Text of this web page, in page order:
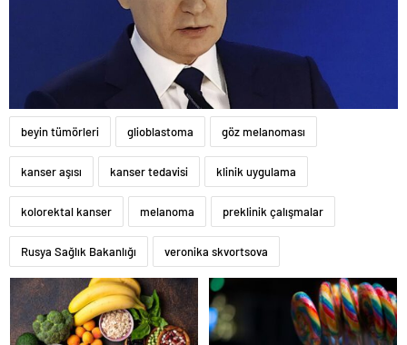
beyin tümörleri glioblastoma göz melanoması
kanser aşısı kanser tedavisi klinik uygulama
kolorektal kanser melanoma preklinik çalışmalar
Rusya Sağlık Bakanlığı veronika skvortsova